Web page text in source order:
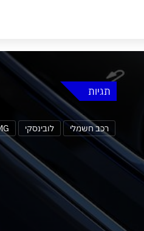
תגיות
רכב חשמלי לובינסקי